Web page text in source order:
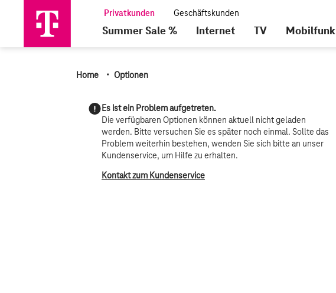
Summer Sale % Internet TV Mobilfunk
Home · Optionen
Es ist ein Problem aufgetreten.
Die verfügbaren Optionen können aktuell nicht geladen
werden. Bitte versuchen Sie es später noch einmal. Sollte das
Problem weiterhin bestehen, wenden Sie sich bitte an unser
Kundenservice, um Hilfe zu erhalten.
Kontakt zum Kundenservice